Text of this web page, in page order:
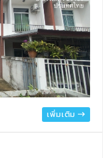
เพิ่มเติม